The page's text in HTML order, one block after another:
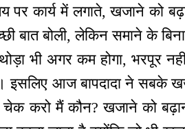
पर कार्य में लगाते, खजाने को
बात बोली, लेकिन समाने के
भी अगर कम होगा, भरपूर
इसलिए आज बापदादा ने सबके
करो मैं कौन? खजाने को